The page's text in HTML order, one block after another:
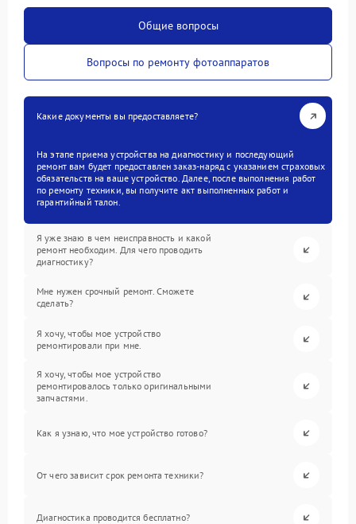
Общие вопросы
Вопросы по ремонту фотоаппаратов
Какие документы вы предоставляете?
На этапе приема устройства на диагностику и последующий
ремонт вам будет предоставлен заказ-наряд с указанием страховых
обязательств на ваше устройство. Далее, после выполнения работ
по ремонту техники, вы получите акт выполненных работ и
гарантийный талон.
Я уже знаю в чем неисправность и какой
ремонт необходим. Для чего проводить
диагностику?
Мне нужен срочный ремонт. Сможете
сделать?
Я хочу, чтобы мое устройство
ремонтировали при мне.
Я хочу, чтобы мое устройство
ремонтировалось только оригинальными
запчастями.
Как я узнаю, что мое устройство готово?
От чего зависит срок ремонта техники?
Диагностика проводится бесплатно?